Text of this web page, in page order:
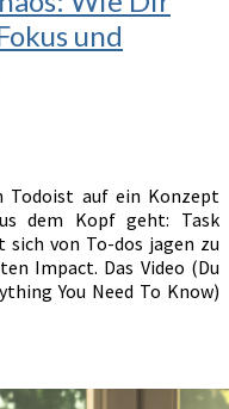
und
Todoist auf ein Konzept
dem Kopf geht: Task
von To-dos jagen zu
Impact. Das Video (Du
You Need To Know)